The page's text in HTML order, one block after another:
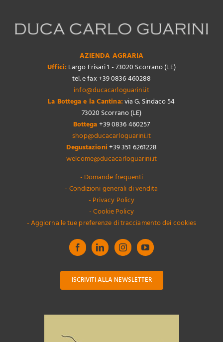
AZIENDA AGRARIA
Uffici: Largo Frisari 1 - 73020 Scorrano (LE)
tel. e fax +39 0836 460288
info@ducacarloguarini.it
La Bottega e la Cantina:via G. Sindaco 54
73020 Scorrano (LE)
Bottega+39 0836 460257
shop@ducacarloguarini.it
Degustazioni+39 351 6261228
welcome@ducacarloguarini.it
- Domande frequenti
- Condizioni generali di vendita
- Privacy Policy
- Cookie Policy
- Aggiorna le tue preferenze di tracciamento dei cookies
ISCRIVITI ALLA NEWSLETTER